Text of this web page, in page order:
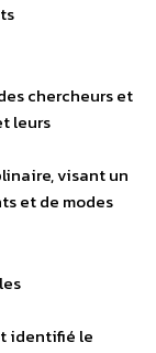
chercheurs et
leurs
visant un
et de modes
identifié le